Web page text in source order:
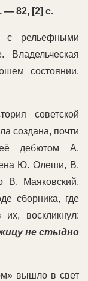
— 82, [2] c.
с рельефными
Владельческая
состоянии.
советской
создана, почти
дебютом А.
Ю. Олеши, В.
В. Маяковский,
сборника, где
воскликнул:
не стыдно
вышло в свет